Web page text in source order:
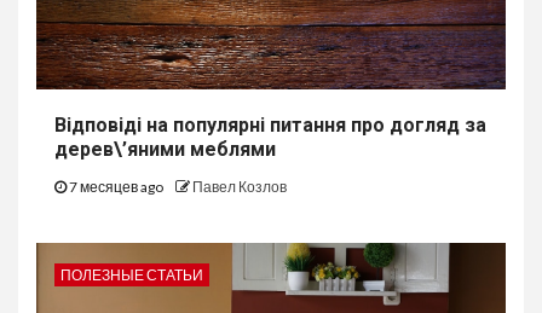
Відповіді на популярні питання про догляд за
дерев\’яними меблями
7 месяцев ago Павел Козлов
ПОЛЕЗНЫЕ СТАТЬИ